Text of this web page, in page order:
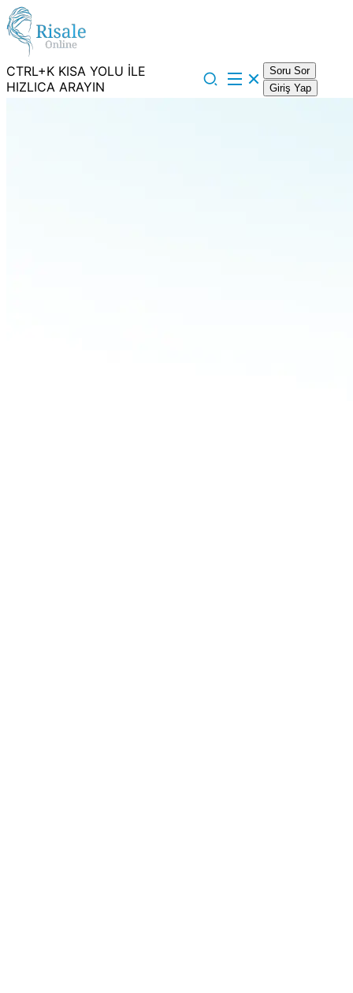
CTRL+K KISA YOLU İLE
HIZLICA ARAYIN
Soru Sor
Giriş Yap